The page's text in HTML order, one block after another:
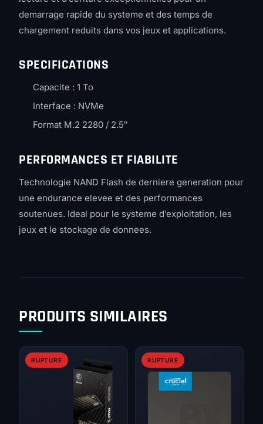
demarrage rapide du systeme et des temps de
chargement reduits dans vos jeux et applications.
SPECIFICATIONS
Capacite : 1 To
Interface : NVMe
Format M.2 2280 / 2.5″
PERFORMANCES ET FIABILITE
Technologie NAND Flash de derniere generation pour
une endurance elevee et des performances
soutenues. Ideal pour le systeme d’exploitation, les
jeux et le stockage de donnees.
PRODUITS SIMILAIRES
RUPTURE RUPTURE